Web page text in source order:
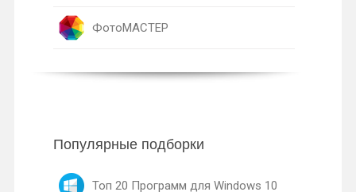
ФотоМАСТЕР
Популярные подборки
Топ 20 Программ для Windows 10